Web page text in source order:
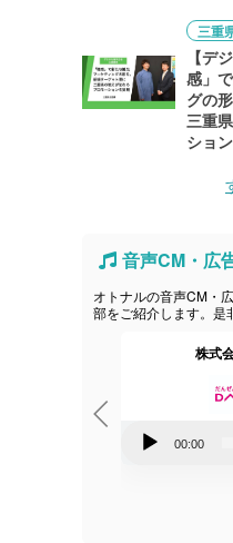
三重
【デ
感」
グの
三重
ショ
音声CM・広
オトナルの音声CM・
部をご紹介します。是
株式
00:00